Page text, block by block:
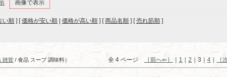
画像で表示
い順 ] [価格が安い順 価格が高い順 ] [商品名順 ] [売れ筋順 ]
全 4 ページ ［前へ⇐］ 1 2 ｜3｜ 4 ［
雑貨 / 食品 スープ 調味料）